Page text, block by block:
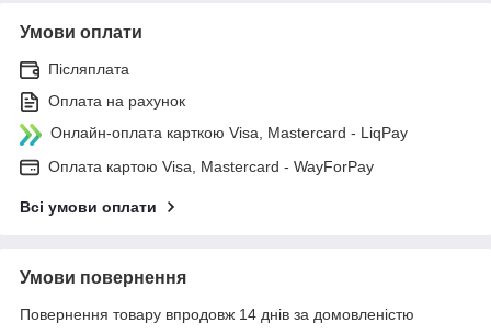
Умови оплати
Післяплата
Оплата на рахунок
Онлайн-оплата карткою Visa, Mastercard - LiqPay
Оплата картою Visa, Mastercard - WayForPay
Всі умови оплати
Умови повернення
Повернення товару впродовж 14 днів за домовленістю